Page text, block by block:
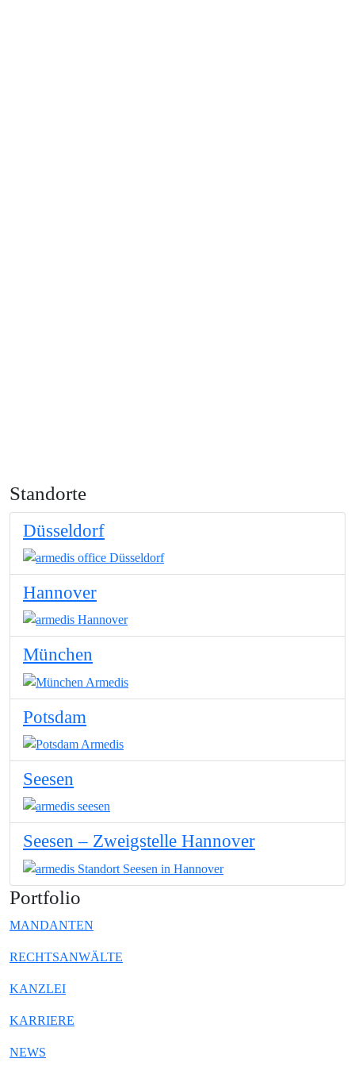
Standorte
Düsseldorf
Hannover
München
Potsdam
Seesen
Seesen – Zweigstelle Hannover
Portfolio
MANDANTEN
RECHTSANWÄLTE
KANZLEI
KARRIERE
NEWS